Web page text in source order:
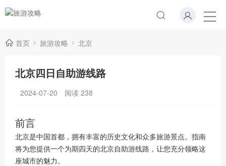
首页 旅游攻略 北京
北京四日自助游线路
2024-07-20 阅读 238
前言
北京是中国首都，拥有丰富的历史文化和众多旅游景点。指南
将为您提供一个为期四天的北京自助游线路，让您充分领略这
座城市的魅力。